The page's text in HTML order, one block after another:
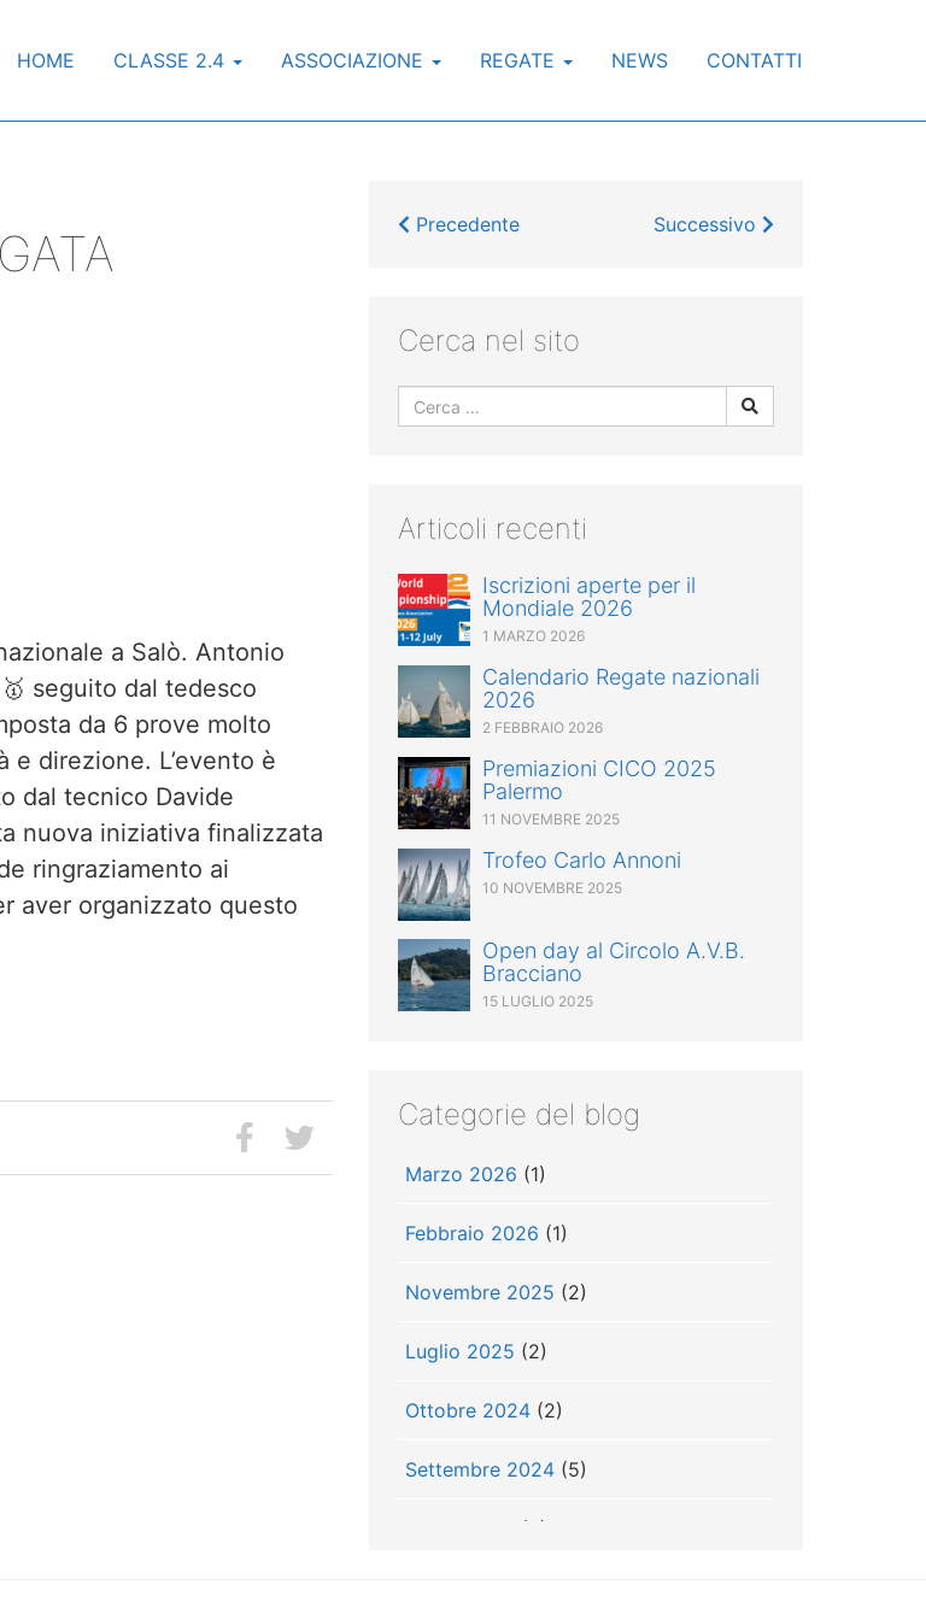
HOME CLASSE 2.4 ASSOCIAZIONE REGATE NEWS CONTATTI
a Salò. Antonio
seguito dal tedesco
da 6 prove molto
direzione. L’evento è
dal tecnico Davide
nuova iniziativa finalizzata
ringraziamento ai
aver organizzato questo
Precedente Successivo
Cerca nel sito
Articoli recenti
Iscrizioni aperte per il
Mondiale 2026
1 MARZO 2026
Calendario Regate nazionali
2026
2 FEBBRAIO 2026
Premiazioni CICO 2025
Palermo
11 NOVEMBRE 2025
Trofeo Carlo Annoni
10 NOVEMBRE 2025
Open day al Circolo A.V.B.
Bracciano
15 LUGLIO 2025
Categorie del blog
Marzo 2026 (1)
Febbraio 2026 (1)
Novembre 2025 (2)
Luglio 2025 (2)
Ottobre 2024 (2)
Settembre 2024 (5)
(3)